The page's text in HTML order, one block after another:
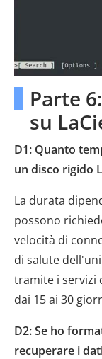
Parte
su
D1: Quanto
un disco rigido
La durata
possono
velocità di
di salute
tramite i servizi
dai 15 ai 30
D2: Se ho
recuperare i